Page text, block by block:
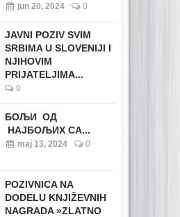
jun 20, 2024 0
JAVNI POZIV SVIM
SRBIMA U SLOVENIJI I
NJIHOVIM
PRIJATELJIMA...
0
БОЉИ ОД
НАЈБОЉИХ СА...
maj 13, 2024 0
POZIVNICA NA
DODELU KNJIŽEVNIH
NAGRADA »ZLATNO